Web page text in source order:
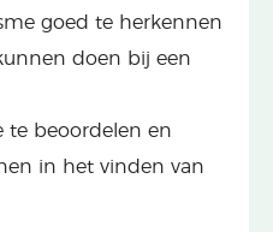
goed te herkennen
doen bij een
te beoordelen en
in het vinden van